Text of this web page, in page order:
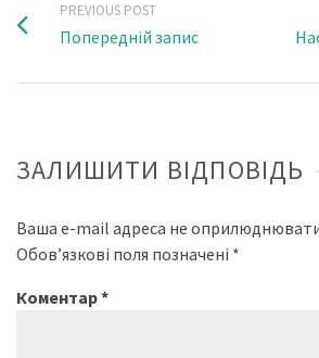
PREVIOUS POST
Попередній запис
ЗАЛИШИТИ ВІДПОВІДЬ
Ваша e-mail адреса не
Обов’язкові поля позначені *
Коментар*